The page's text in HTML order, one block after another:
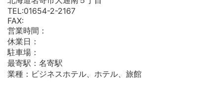
TEL:01654-2-2167
FAX:
営業時間：
休業日：
駐車場：
最寄駅：名寄駅
業種：ビジネスホテル、ホテル、旅館